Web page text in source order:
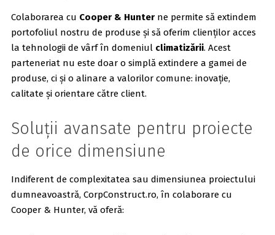
Colaborarea cu Cooper & Hunterne permite să extindem
portofoliul nostru de produse și să oferim clienților acces
la tehnologii de vârf în domeniul climatizării. Acest
parteneriat nu este doar o simplă extindere a gamei de
produse, ci și o alinare a valorilor comune: inovație,
calitate și orientare către client.
Soluții avansate pentru proiecte
de orice dimensiune
Indiferent de complexitatea sau dimensiunea proiectului
dumneavoastră, CorpConstruct.ro, în colaborare cu
Cooper & Hunter, vă oferă: